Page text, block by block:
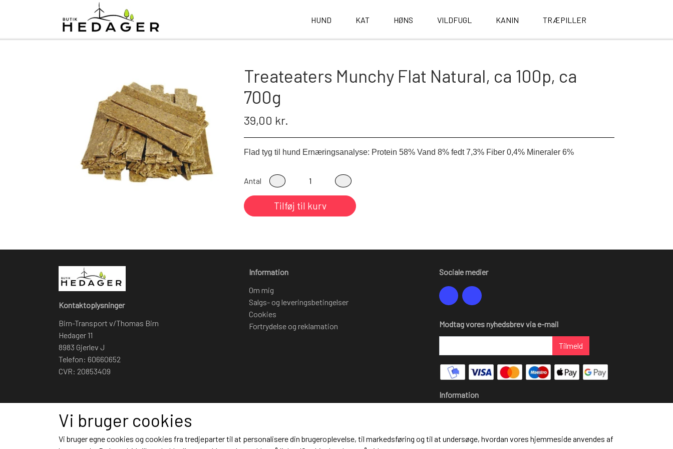
HUND KAT HØNS VILDFUGL KANIN TRÆPILLER
Treateaters Munchy Flat Natural, ca 100p, ca
700g
39,00 kr.
Flad tyg til hund Ernæringsanalyse: Protein 58% Vand 8% fedt 7,3% Fiber 0,4% Mineraler 6%
Antal
Tilføj til kurv
Kontaktoplysninger
Birn-Transport v/Thomas Birn
Hedager 11
8983 Gjerlev J
Telefon: 60660652
CVR: 20853409
Information
Om mig
Salgs- og leveringsbetingelser
Cookies
Fortrydelse og reklamation
Sociale medier
Modtag vores nyhedsbrev via e-mail
Tilmeld
Information
Cookies
Vi bruger cookies
Vi bruger egne cookies og cookies fra tredjeparter til at personalisere din brugeroplevelse, til markedsføring og til at undersøge, hvordan vores hjemmeside anvendes af